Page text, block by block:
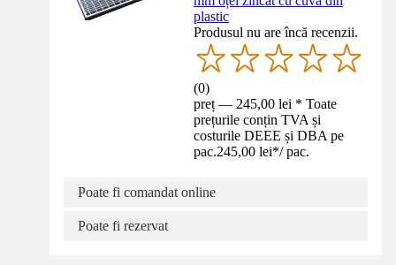
plastic
Produsul nu are încă recenzii.
(0)
preț — 245,00 lei * Toate
prețurile conțin TVA și
costurile DEEE și DBA pe
pac.245,00 lei*/ pac.
Poate fi comandat online
Poate fi rezervat